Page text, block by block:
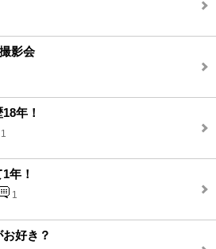
影会
年！
1
年！
1
好き？